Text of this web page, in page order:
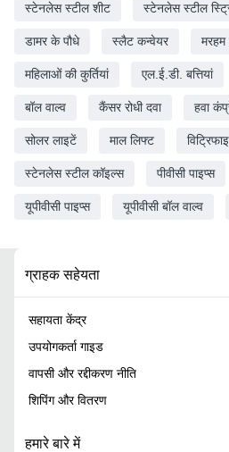
स्टेनलेस स्टील शीट स्टेनलेस स्टील
डामर के पौधे स्लैट कन्वेयर
महिलाओं की कुर्तियां एल.ई.डी. बत्तियां
बॉल वाल्व कैंसर रोधी दवा हवा
सोलर लाइटें माल लिफ्ट
स्टेनलेस स्टील कॉइल्स पीवीसी पाइप्स
यूपीवीसी पाइप्स यूपीवीसी बॉल वाल्व
ग्राहक सहेयता
सहायता केंद्र
उपयोगकर्ता गाइड
वापसी और रद्दीकरण नीति
शिपिंग और वितरण
हमारे बारे में